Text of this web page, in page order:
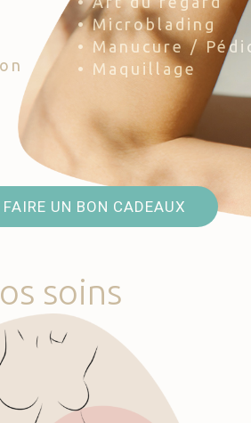
• Microblading
• Manucure /
• Maquillage
UN BON CADEAUX
soins